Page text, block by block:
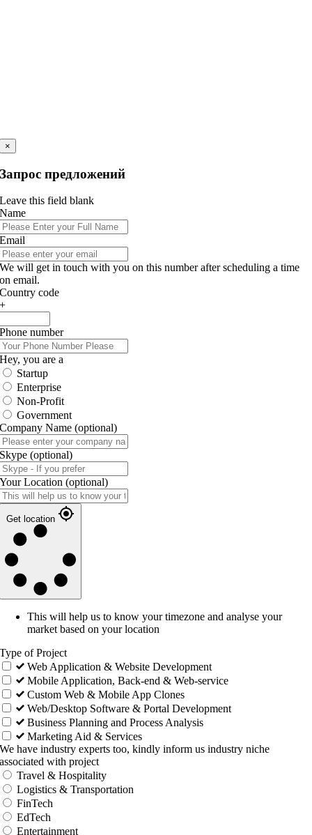
×
Запрос предложений
Leave this field blank
Name
Email
We will get in touch with you on this number after scheduling a time
on email.
Country code
+
Phone number
Hey, you are a
Startup
Enterprise
Non-Profit
Government
Company Name (optional)
Skype (optional)
Your Location (optional)
Get location
This will help us to know your timezone and analyse your
market based on your location
Type of Project
Web Application & Website Development
Mobile Application, Back-end & Web-service
Custom Web & Mobile App Clones
Web/Desktop Software & Portal Development
Business Planning and Process Analysis
Marketing Aid & Services
We have industry experts too, kindly inform us industry niche
associated with project
Travel & Hospitality
Logistics & Transportation
FinTech
EdTech
Entertainment